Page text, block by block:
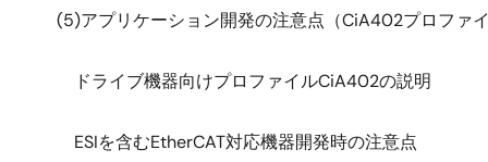
(5)アプリケーション開発の注意点（CiA402プロファイ
ドライブ機器向けプロファイルCiA402の説明
ESIを含むEtherCAT対応機器開発時の注意点